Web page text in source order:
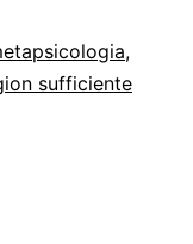
freudiani
,
sufficiente